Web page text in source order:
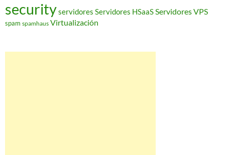
securityservidores Servidores HSaaSServidores VPS
spam spamhaus Virtualización